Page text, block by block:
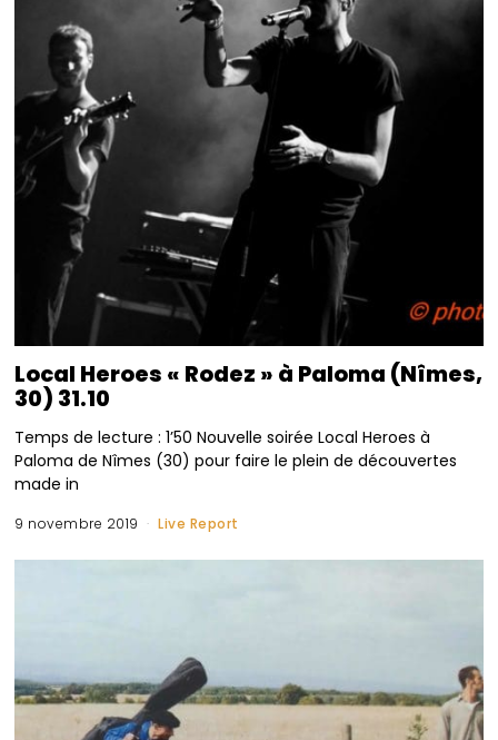
Local Heroes « Rodez » à Paloma (Nîmes,
30) 31.10
Temps de lecture : 1’50 Nouvelle soirée Local Heroes à
Paloma de Nîmes (30) pour faire le plein de découvertes
made in
9 novembre 2019 Live Report